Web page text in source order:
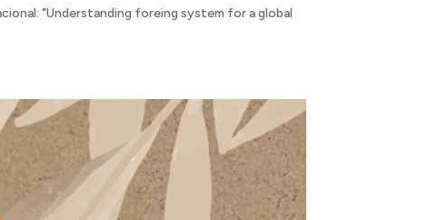
"Understanding foreing system for a global